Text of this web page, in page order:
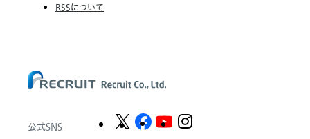
公式SNS
RSSについて